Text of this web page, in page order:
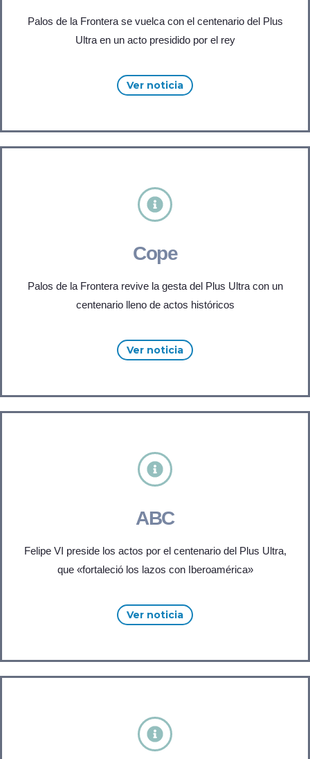
Palos de la Frontera se vuelca con el centenario del Plus
Ultra en un acto presidido por el rey
Ver noticia
Cope
Palos de la Frontera revive la gesta del Plus Ultra con un
centenario lleno de actos históricos
Ver noticia
ABC
Felipe VI preside los actos por el centenario del Plus Ultra,
que «fortaleció los lazos con Iberoamérica»
Ver noticia